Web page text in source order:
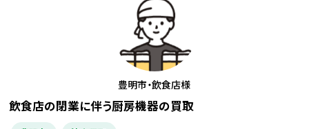
豊明市・飲食店様
飲食店の閉業に伴う厨房機器の買取